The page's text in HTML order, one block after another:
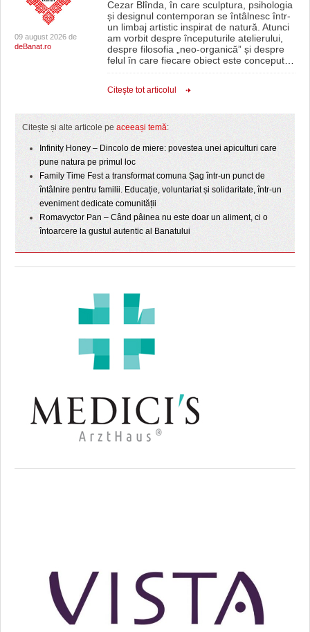
09 august 2026 de
deBanat.ro
Cezar Blînda, în care sculptura, psihologia
și designul contemporan se întâlnesc într-
un limbaj artistic inspirat de natură. Atunci
am vorbit despre începuturile atelierului,
despre filosofia „neo-organică” și despre
felul în care fiecare obiect este conceput…
Citeşte tot articolul
Citește și alte articole pe aceeași temă:
Infinity Honey – Dincolo de miere: povestea unei apiculturi care
pune natura pe primul loc
Family Time Fest a transformat comuna Șag într-un punct de
întâlnire pentru familii. Educație, voluntariat și solidaritate, într-un
eveniment dedicate comunității
Romavyctor Pan – Când pâinea nu este doar un aliment, ci o
întoarcere la gustul autentic al Banatului